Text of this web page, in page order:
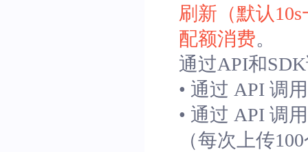
刷新（默认
配额消费。
通过API和
• 通过 API 调
• 通过 API 调
（每次上传